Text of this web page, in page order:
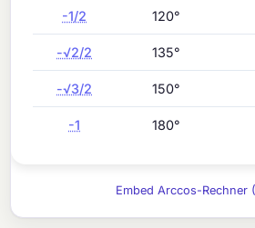
-1/2 120°
-√2/2 135°
-√3/2 150°
-1 180°
Embed Arccos-Rechner